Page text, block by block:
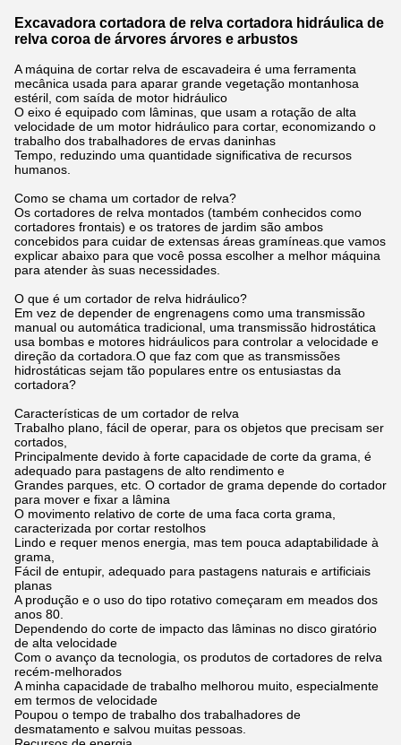
Excavadora cortadora de relva cortadora hidráulica de
relva coroa de árvores árvores e arbustos
A máquina de cortar relva de escavadeira é uma ferramenta
mecânica usada para aparar grande vegetação montanhosa
estéril, com saída de motor hidráulico
O eixo é equipado com lâminas, que usam a rotação de alta
velocidade de um motor hidráulico para cortar, economizando o
trabalho dos trabalhadores de ervas daninhas
Tempo, reduzindo uma quantidade significativa de recursos
humanos.
Como se chama um cortador de relva?
Os cortadores de relva montados (também conhecidos como
cortadores frontais) e os tratores de jardim são ambos
concebidos para cuidar de extensas áreas gramíneas.que vamos
explicar abaixo para que você possa escolher a melhor máquina
para atender às suas necessidades.
O que é um cortador de relva hidráulico?
Em vez de depender de engrenagens como uma transmissão
manual ou automática tradicional, uma transmissão hidrostática
usa bombas e motores hidráulicos para controlar a velocidade e
direção da cortadora.O que faz com que as transmissões
hidrostáticas sejam tão populares entre os entusiastas da
cortadora?
Características de um cortador de relva
Trabalho plano, fácil de operar, para os objetos que precisam ser
cortados,
Principalmente devido à forte capacidade de corte da grama, é
adequado para pastagens de alto rendimento e
Grandes parques, etc. O cortador de grama depende do cortador
para mover e fixar a lâmina
O movimento relativo de corte de uma faca corta grama,
caracterizada por cortar restolhos
Lindo e requer menos energia, mas tem pouca adaptabilidade à
grama,
Fácil de entupir, adequado para pastagens naturais e artificiais
planas
A produção e o uso do tipo rotativo começaram em meados dos
anos 80.
Dependendo do corte de impacto das lâminas no disco giratório
de alta velocidade
Com o avanço da tecnologia, os produtos de cortadores de relva
recém-melhorados
A minha capacidade de trabalho melhorou muito, especialmente
em termos de velocidade
Poupou o tempo de trabalho dos trabalhadores de
desmatamento e salvou muitas pessoas.